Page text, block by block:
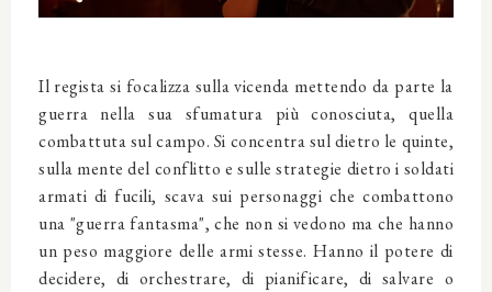
Il regista si focalizza sulla vicenda mettendo da parte la
guerra nella sua sfumatura più conosciuta, quella
combattuta sul campo. Si concentra sul dietro le quinte,
sulla mente del conflitto e sulle strategie dietro i soldati
armati di fucili, scava sui personaggi che combattono
una "guerra fantasma", che non si vedono ma che hanno
un peso maggiore delle armi stesse. Hanno il potere di
decidere, di orchestrare, di pianificare, di salvare o